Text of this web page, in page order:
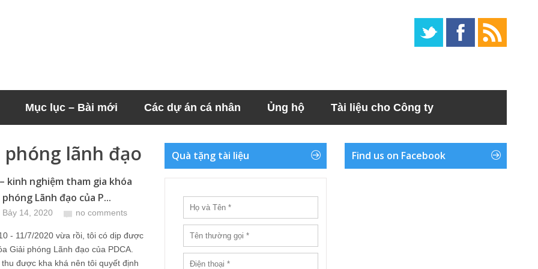
Mục lục – Bài mới Các dự án cá nhân Ủng hộ Tài liệu cho Công ty
phóng lãnh đạo
kinh nghiệm tham gia khóa
Lãnh đạo của P...
14, 2020 no comments
- 11/7/2020 vừa rồi, tôi có dịp được
Giải phóng Lãnh đạo của PDCA.
được kha khá nên tôi quyết định
Quà tặng tài liệu Find us on Facebook